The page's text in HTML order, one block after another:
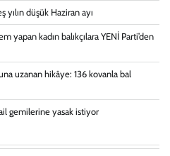
yılın düşük Haziran ayı
yapan kadın balıkçılara YENİ Parti’den
uzanan hikâye: 136 kovanla bal
gemilerine yasak istiyor